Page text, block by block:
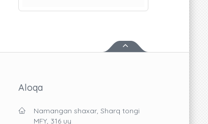
Aloqa
Namangan shaxar, Sharq tongi
MFY, 316 uy